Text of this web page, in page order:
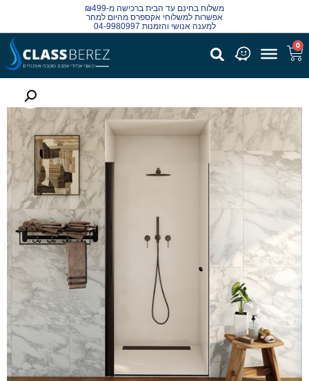
משלוח בחינם עד הבית ברכישה מ-₪499
אפשרות למשלוחי אקספרס מהיום למחר
למענה אנושי והזמנות 04-9980997
0